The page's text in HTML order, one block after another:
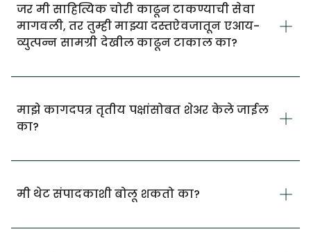
जर मी साहित्यिक चोरी काढून टाकण्याची सेवा
मागवली, तर तुम्ही माझ्या दस्तऐवजातून एआय-
व्युत्पन्न सामग्री देखील काढून टाकाल का?
माझे कागदपत्र तृतीय पक्षांसोबत शेअर केले जाईल
का?
मी थेट संपादकाशी बोलू शकतो का?